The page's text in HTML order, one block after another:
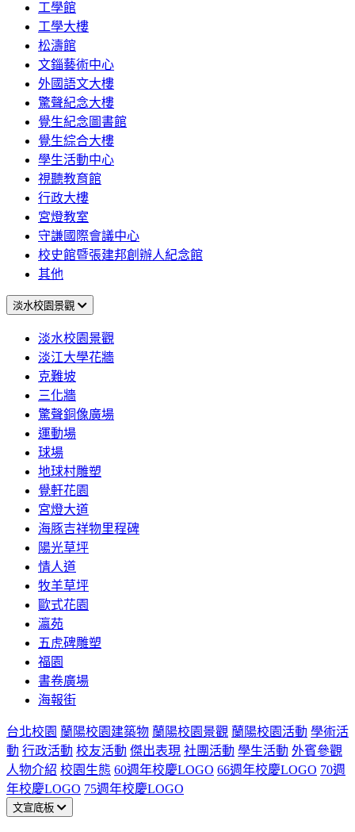
工學館
工學大樓
松濤館
文錙藝術中心
外國語文大樓
驚聲紀念大樓
覺生紀念圖書館
覺生綜合大樓
學生活動中心
視聽教育館
行政大樓
宮燈教室
守謙國際會議中心
校史館暨張建邦創辦人紀念館
其他
淡水校園景觀
淡水校園景觀
淡江大學花牆
克難坡
三化牆
驚聲銅像廣場
運動場
球場
地球村雕塑
覺軒花園
宮燈大道
海豚吉祥物里程碑
陽光草坪
情人道
牧羊草坪
歐式花園
瀛苑
五虎碑雕塑
福園
書卷廣場
海報街
台北校園 蘭陽校園建築物 蘭陽校園景觀 蘭陽校園活動 學術活
動 行政活動 校友活動 傑出表現 社團活動 學生活動 外賓參觀
人物介紹 校園生態 60週年校慶LOGO 66週年校慶LOGO 70週
年校慶LOGO 75週年校慶LOGO
文宣底板